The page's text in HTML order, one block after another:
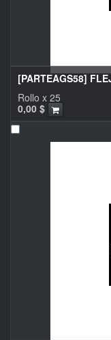
[PARTEAGS58]
0,00 $
Rollo x 25